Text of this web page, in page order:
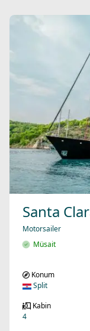
Santa
Motorsailer
Müsait
Konum
Split
Kabin
4